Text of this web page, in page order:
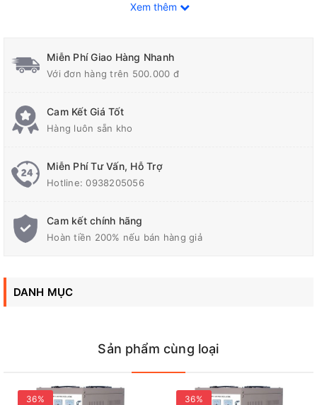
Miễn phí hoàn toàn chi phí vận chuyển tận nơi khi quý khách
Thông số kĩ thuật củaỔn Áp Robot Reno 8KVA
Kích thước (mm)
Điện áp ra (V)
Quý khách có thể gọi trực tiếp để được tư vấn tốt hơn về
Xem thêm
Miễn Phí Giao Hàng Nhanh
Với đơn hàng trên 500.000 đ
Cam Kết Giá Tốt
Hàng luôn sẵn kho
Miễn Phí Tư Vấn, Hỗ Trợ
Hotline:0938205056
Cam kết chính hãng
Hoàn tiền 200% nếu bán hàng giả
DANH MỤC
Sản phẩm cùng loại
36% 36%